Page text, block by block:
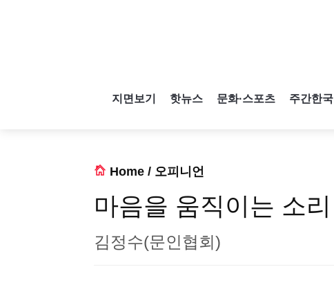
지면보기 핫뉴스 문화·스포츠 주간한국
Home / 오피니언
마음을 움직이는 소리
김정수(문인협회)